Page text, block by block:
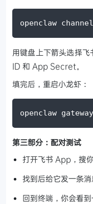
openclaw
用键盘上下箭头选择
ID 和 App Secret。
填完后，重启小龙虾：
openclaw
第三部分：配对测试
打开飞书 App，搜
找到后给它发一条
回到终端，你会看